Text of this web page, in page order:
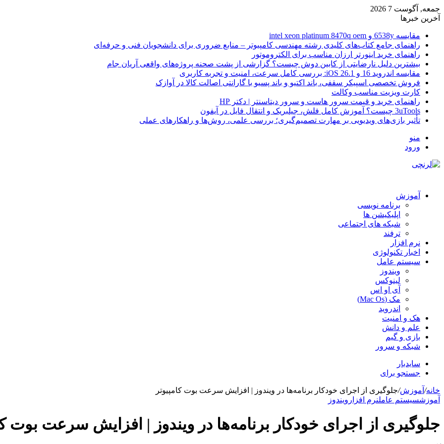
جمعه, آگوست 7 2026
آخرین خبرها
مقایسه 6538y و intel xeon platinum 8470q oem
راهنمای جامع کتاب‌های کلیدی رشته مهندسی کامپیوتر – منابع ضروری برای دانشجویان فنی و حرفه‌ای
راهنمای خرید اینورتر ارزان مناسب برای الکتروموتور
بیشترین دلیل نارضایتی از کابین دوش چیست؟ گزارشی از پشت صحنه پروژه‌های واقعی آریان جام
مقایسه اندروید 16 و iOS 26.1: بررسی کامل سرعت، امنیت و تجربه کاربری
فروش تخصصی اسپیکر سقفی، باند اکتیو و باند پسیو با گارانتی اصالت کالا در آوازک
کارت ویزیت مناسب وکالت
راهنمای خرید و قیمت سرور هاست و سرور دیتاسنتر | دکتر HP
3uTools چیست؟ آموزش کامل فلش، جیلبریک و انتقال فایل در آیفون
تأثیر بازی‌های ویدیویی بر مهارت تصمیم‌گیری؛ بررسی علمی، روش‌ها و راهکارهای عملی
منو
ورود
آموزش
برنامه نویسی
اپلیکیشن ها
شبکه های اجتماعی
ترفند
نرم افزار
اخبار تکنولوژی
سیستم عامل
ویندوز
لینوکس
آی او اس
مک (Mac Os)
اندروید
هک و امنیت
علم و دانش
بازی و گیم
شبکه و سرور
سایدبار
جستجو برای
خانه/ آموزش/جلوگیری از اجرای خودکار برنامه‌ها در ویندوز | افزایش سرعت بوت کامپیوتر
آموزشسیستم عاملنرم افزار ویندوز
جلوگیری از اجرای خودکار برنامه‌ها در ویندوز | افزایش سرعت بوت